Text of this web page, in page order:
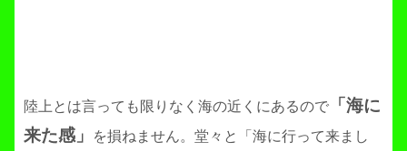
陸上とは言っても限りなく海の近くにあるので
「海に
来た感」
を損ねません。堂々と「海に行って来まし